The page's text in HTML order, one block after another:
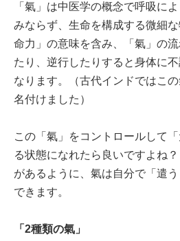
「氣」は中医学の概念で呼吸に
みならず、生命を構成する微細
命力」の意味を含み、「氣」の
たり、逆行したりすると身体に
なります。（古代インドではこ
名付けました）
この「氣」をコントロールして
る状態になれたら良いですよね
があるように、氣は自分で「遣
できます。
「2種類の氣」